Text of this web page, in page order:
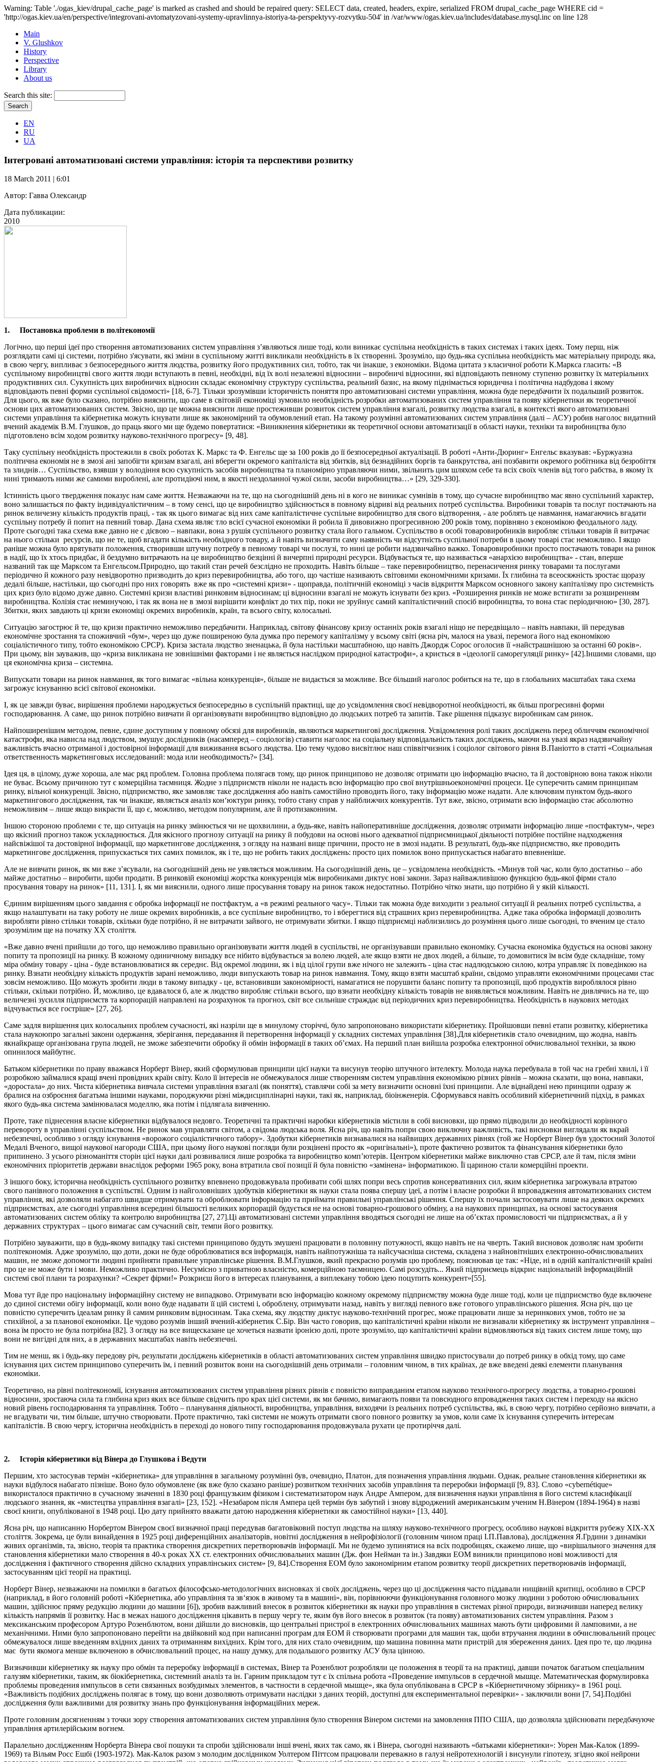
Warning: Table './ogas_kiev/drupal_cache_page' is marked as crashed and should be repaired query: SELECT data, created, headers, expire, serialized FROM drupal_cache_page WHERE cid =
'http://ogas.kiev.ua/en/perspective/integrovani-avtomatyzovani-systemy-upravlinnya-istoriya-ta-perspektyvy-rozvytku-504' in /var/www/ogas.kiev.ua/includes/database.mysql.inc on line 128
Main
V. Glushkov
History
Perspective
Library
About us
Search this site:
EN
RU
UA
Інтегровані автоматизовані системи управління: історія та перспективи розвитку
18 March 2011 | 6:01
Автор: Гавва Олександр
Дата публикации:
2010
1. Постановка проблеми в політекономії
Логічно, що перші ідеї про створення автоматизованих систем управління з’являються лише тоді, коли виникає суспільна необхідність в таких системах і таких ідеях. Тому перш, ніж
розглядати самі ці системи, потрібно з'ясувати, які зміни в суспільному житті викликали необхідність в їх створенні. Зрозуміло, що будь-яка суспільна необхідність має матеріальну природу, яка,
в свою чергу, випливає з безпосереднього життя людства, розвитку його продуктивних сил, тобто, так чи інакше, з економіки. Відома цитата з класичної роботи К.Маркса гласить: «В
суспільному виробництві свого життя люди вступають в певні, необхідні, від їх волі незалежні відносини – виробничі відносини, які відповідають певному ступеню розвитку їх матеріальних
продуктивних сил. Сукупність цих виробничих відносин складає економічну структуру суспільства, реальний базис, на якому піднімається юридична і політична надбудова і якому
відповідають певні форми суспільної свідомості» [18, 6-7]. Тільки зрозумівши історичність поняття про автоматизовані системи управління, можна буде передбачити їх подальший розвиток.
Для цього, як вже було сказано, потрібно вияснити, що саме в світовій економіці зумовило необхідність розробки автоматизованих систем управління та появу кібернетики як теоретичної
основи цих автоматизованих систем. Звісно, що це можна вияснити лише простеживши розвиток систем управління взагалі, розвитку людства взагалі, в контексті якого автоматизовані
системи управління та кібернетика можуть існувати лише як закономірний та обумовлений етап. На такому розумінні автоматизованих систем управління (далі – АСУ) робив наголос видатний
вчений академік В.М. Глушков, до праць якого ми ще будемо повертатися: «Виникнення кібернетики як теоретичної основи автоматизації в області науки, техніки та виробництва було
підготовлено всім ходом розвитку науково-технічного прогресу» [9, 48].
Таку суспільну необхідність простежили в своїх роботах К. Маркс та Ф. Енгельс ще за 100 років до її безпосередньої актуалізації. В роботі «Анти-Дюринг» Енгельс вказував: «Буржуазна
політична економія не в змозі ані запобігти кризам взагалі, ані вберегти окремого капіталіста від збитків, від безнадійних боргів та банкрутства, ані позбавити окремого робітника від безробіття
та злиднів… Суспільство, взявши у володіння всю сукупність засобів виробництва та планомірно управляючи ними, звільнить цим шляхом себе та всіх своїх членів від того рабства, в якому їх
нині тримають ними же самими вироблені, але протидіючі ним, в якості нездоланної чужої сили, засоби виробництва…» [29, 329-330].
Істинність цього твердження показує нам саме життя. Незважаючи на те, що на сьогоднішній день ні в кого не виникає сумнівів в тому, що сучасне виробництво має явно суспільний характер,
воно залишається по факту індивідуалістичним – в тому сенсі, що це виробництво здійснюється в повному відриві від реальних потреб суспільства. Виробники товарів та послуг постачають на
ринок величезну кількість продуктів праці, - так як цього вимагає від них саме капіталістичне суспільне виробництво для свого відтворення, - але роблять це навмання, намагаючись вгадати
суспільну потребу й попит на певний товар. Дана схема являє тло всієї сучасної економіки й робила її дивовижно прогресивною 200 років тому, порівняно з економікою феодального ладу.
Проте сьогодні така схема вже давно не є дієвою – навпаки, вона з рушія суспільного розвитку стала його гальмом. Суспільство в особі товаровиробників виробляє стільки товарів й витрачає
на нього стільки ресурсів, що не те, щоб вгадати кількість необхідного товару, а й навіть визначити саму наявність чи відсутність суспільної потреби в цьому товарі стає неможливо. І якщо
раніше можна було врятувати положення, створивши штучну потребу в певному товарі чи послузі, то нині це робити надзвичайно важко. Товаровиробники просто постачають товари на ринок
в надії, що їх хтось придбає, й бездумно витрачають на це виробництво безцінні й вичерпні природні ресурси. Відбувається те, що називається «анархією виробництва» - стан, вперше
названий так ще Марксом та Енгельсом.Природно, що такий стан речей безслідно не проходить. Навіть більше – таке перевиробництво, перенасичення ринку товарами та послугами
періодично й кожного разу невідворотно призводить до криз перевиробництва, або того, що частіше називають світовими економічними кризами. Їх глибина та всеосяжність зростає щоразу
дедалі більше, настільки, що сьогодні про них говорять вже як про «системні кризи» - щоправда, політичній економіці з часів відкриття Марксом основного закону капіталізму про системність
цих криз було відомо дуже давно. Системні кризи властиві ринковим відносинам; ці відносини взагалі не можуть існувати без криз. «Розширення ринків не може встигати за розширенням
виробництва. Колізія стає неминучою, і так як вона не в змозі вирішити конфлікт до тих пір, поки не зруйнує самий капіталістичний спосіб виробництва, то вона стає періодичною» [30, 287].
Збитки, яких завдають ці кризи економіці окремих виробників, країн, та всього світу, колосальні.
Ситуацію загострює й те, що кризи практично неможливо передбачити. Наприклад, світову фінансову кризу останніх років взагалі ніщо не передвіщало – навіть навпаки, їй передував
економічне зростання та споживчий «бум», через що дуже поширеною була думка про перемогу капіталізму у всьому світі (ясна річ, малося на увазі, перемога його над економікою
соціалістичного типу, тобто економікою СРСР). Криза застала людство зненацька, й була настільки масштабною, що навіть Джордж Сорос оголосив її «найстрашнішою за останні 60 років».
При цьому, він зауважив, що «криза викликана не зовнішніми факторами і не являється наслідком природної катастрофи», а криється в «ідеології саморегуляції ринку» [42].Іншими словами, що
ця економічна криза – системна.
Випускати товари на ринок навмання, як того вимагає «вільна конкуренція», більше не видається за можливе. Все більший наголос робиться на те, що в глобальних масштабах така схема
загрожує існуванню всієї світової економіки.
І, як це завжди буває, вирішення проблеми народжується безпосередньо в суспільній практиці, ще до усвідомлення своєї невідворотної необхідності, як більш прогресивні форми
господарювання. А саме, що ринок потрібно вивчати й організовувати виробництво відповідно до людських потреб та запитів. Таке рішення підказує виробникам сам ринок.
Найпоширенішим методом, певне, єдине доступним у повному обсязі для виробників, являються маркетингові дослідження. Усвідомлення ролі таких досліджень перед обличчям економічної
катастрофи, яка нависла над людством, змушує дослідників (насамперед – соціологів) ставити наголос на соціальну відповідальність таких досліджень, маючи на увазі якраз надзвичайну
важливість вчасно отриманої і достовірної інформації для виживання всього людства. Цю тему чудово висвітлює наш співвітчизник і соціолог світового рівня В.Паніотто в статті «Социальная
ответственность маркетинговых исследований: мода или необходимость?» [34].
Ідея ця, в цілому, дуже хороша, але має ряд проблем. Головна проблема полягаєв тому, що ринок принципово не дозволяє отримати цю інформацію вчасно, та й достовірною вона також ніколи
не буває. Всьому причиною тут є комерційна таємниця. Жодне з підприємств ніколи не надасть всю інформацію про свої внутрішньоекономічні процеси. Це суперечить самим принципам
ринку, вільної конкуренції. Звісно, підприємство, яке замовляє таке дослідження або навіть самостійно проводить його, таку інформацію може надати. Але ключовим пунктом будь-якого
маркетингового дослідження, так чи інакше, являється аналіз кон‘юктури ринку, тобто стану справ у найближчих конкурентів. Тут вже, звісно, отримати всю інформацію стає абсолютно
неможливим – лише якщо викрасти її, що є, можливо, методом популярним, але й протизаконним.
Іншою стороною проблеми є те, що ситуація на ринку змінюється чи не щохвилини, а будь-яке, навіть найоперативніше дослідження, дозволяє отримати інформацію лише «постфактум», через
що якісний прогноз також ускладнюється. Для якісного прогнозу ситуації на ринку й побудови на основі нього адекватної підприємницької діяльності потрібне постійне надходження
найсвіжішої та достовірної інформації, що маркетингове дослідження, з огляду на названі вище причини, просто не в змозі надати. В результаті, будь-яке підприємство, яке проводить
маркетингове дослідження, припускається тих самих помилок, як і те, що не робить таких досліджень: просто цих помилок воно припускається набагато впевненіше.
Але не вивчати ринок, як ми вже з’ясували, на сьогоднішній день не уявляється можливим. На сьогоднішній день, це – усвідомлена необхідність. «Минув той час, коли було достатньо – або
майже достатньо – виробити, щоби продати. В ринковій економіці жорстка конкуренція між виробниками диктує нові закони. Зараз найважливішою функцією будь-якої фірми стало
просування товару на ринок» [11, 131]. І, як ми вияснили, одного лише просування товару на ринок також недостатньо. Потрібно чітко знати, що потрібно й у якій кількості.
Єдиним вирішенням цього завдання є обробка інформації не постфактум, а «в режимі реального часу». Тільки так можна буде виходити з реальної ситуації й реальних потреб суспільства, а
якщо налаштувати на таку роботу не лише окремих виробників, а все суспільне виробництво, то і вберегтися від страшних криз перевиробництва. Адже така обробка інформації дозволить
виробляти рівно стільки товарів, скільки буде потрібно, й не витрачати зайвого, не отримувати збитки. І якщо підприємці наблизились до розуміння цього лише сьогодні, то вченим це стало
зрозумілим ще на початку ХХ століття.
«Вже давно вчені прийшли до того, що неможливо правильно організовувати життя людей в суспільстві, не організувавши правильно економіку. Сучасна економіка будується на основі закону
попиту та пропозиції на ринку. В кожному одиничному випадку все нібито відбувається за волею людей, але якщо взяти не двох людей, а більше, то домовитися їм всім буде складніше, тому
міра обміну товару - ціна - буде встановлюватися як середнє. Від окремої людини, як і від цілої групи вже нічого не залежить - ціна стає надлюдською силою, котра управляє їх поведінкою на
ринку. Взнати необхідну кількість продуктів зарані неможливо, люди випускають товар на ринок навмання. Тому, якщо взяти масштаб країни, свідомо управляти економічними процесами стає
зовсім неможливо. Що можуть зробити люди в такому випадку - це, встановивши закономірності, намагатися не порушити баланс попиту та пропозиції, щоб продуктів вироблялося рівно
стільки, скільки потрібно. Й, можливо, це вдавалося б, але ж людство виробляє стільки всього, що взнати необхідну кількість товарів не виявляється можливим. Навіть не дивлячись на те, що
величезні зусилля підприємств та корпорацій направлені на розрахунок та прогноз, світ все сильніше страждає від періодичних криз перевиробництва. Необхідність в наукових методах
відчувається все гостріше» [27, 26].
Саме задля вирішення цих колосальних проблем сучасності, які назріли ще в минулому сторіччі, було запропоновано використати кібернетику. Пройшовши певні етапи розвитку, кібернетика
стала наукоюпро загальні закони одержання, зберігання, передавання й перетворення інформації у складних системах управління [38].Для кібернетиків стало очевидним, що жодна, навіть
якнайкраще організована група людей, не зможе забезпечити обробку й обмін інформації в таких об’ємах. На перший план вийшла розробка електронної обчислювальної техніки, за якою
опинилося майбутнє.
Батьком кібернетики по праву вважався Норберт Вінер, який сформулював принципи цієї науки та висунув теорію штучного інтелекту. Молода наука перебувала в той час на гребні хвилі, і її
розробкою займалися кращі вчені провідних країн світу. Коло її інтересів не обмежувалося лише створенням систем управління економікою різних рівнів – можна сказати, що вона, навпаки,
«доростала» до них. Чиста кібернетика вивчала системи управління взагалі (як поняття), ставлячи собі за мету визначити основні їхні принципи. Але віднайдені нею принципи одразу ж
бралися на озброєння багатьма іншими науками, породжуючи різні міждисциплінарні науки, такі як, наприклад, біоінженерія. Сформувався навіть особливий кібернетичний підхід, в рамках
якого будь-яка система замінювалася моделлю, яка потім і підлягала вивченню.
Проте, таке піднесення власне кібернетики відбувалося недовго. Теоретичні та практичні наробки кібернетиків містили в собі висновки, що прямо підводили до необхідності корінного
перевороту в управлінні суспільством. Не ринок мав управляти світом, а свідома людська воля. Ясна річ, що навіть попри свою виключну важливість, такі висновки виглядали як вкрай
небезпечні, особливо з огляду існування «ворожого соціалістичного табору». Здобутки кібернетиків визнавалися на найвищих державних рівнях (той же Норберт Вінер був удостоєний Золотої
Медалі Вченого, вищої наукової нагороди США, при цьому його наукові погляди були розцінені просто як «оригінальні»), проте фактично розвиток та фінансування кібернетики було
припинено. З усього різноманіття сторін цієї науки далі розвивалися лише розробка та виробництво комп’ютерів. Центром кібернетики майже виключно став СРСР, але й там, після зміни
економічних пріоритетів держави внаслідок реформи 1965 року, вона втратила свої позиції й була повністю «замінена» інформатикою. Її цариною стали комерційні проекти.
З іншого боку, історична необхідність суспільного розвитку впевнено продовжувала пробивати собі шлях попри весь спротив консервативних сил, яким кібернетика загрожувала втратою
свого панівного положення в суспільстві. Одним із найголовніших здобутків кібернетики як науки стала поява спершу ідеї, а потім і власне розробки й впровадження автоматизованих систем
управління, які дозволяли набагато швидше отримувати та оброблювати інформацію та приймати правильні управлінські рішення. Спершу їх почали застосовувати лише на деяких окремих
підприємствах, але сьогодні управління всередині більшості великих корпорацій будується не на основі товарно-грошового обміну, а на наукових принципах, на основі застосування
автоматизованих систем обліку та контролю виробництва [27, 27].Ці автоматизовані системи управління вводяться сьогодні не лише на об’єктах промисловості чи підприємствах, а й у
державних структурах – цього вимагає сам сучасний світ, темпи його розвитку.
Потрібно зауважити, що в будь-якому випадку такі системи принципово будуть змушені працювати в половину потужності, якщо навіть не на чверть. Такий висновок дозволяє нам зробити
політекономія. Адже зрозуміло, що доти, доки не буде оброблюватися вся інформація, навіть найпотужніша та найсучасніша система, складена з найновітніших електронно-обчислювальних
машин, не зможе допомогти людині прийняти правильне управлінське рішення. В.М.Глушков, який прекрасно розумів цю проблему, пояснював це так: «Ніде, ні в одній капіталістичній країні
про це не може бути і мови. Неможливо практично. Несумісно з приватною власністю, комерційною таємницею. Самі розсудіть... Який підприємець відкриє національній інформаційній
системі свої плани та розрахунки? «Секрет фірми!» Розкриєш його в інтересах планування, а виплекану тобою ідею поцупить конкурент»[55].
Мова тут йде про національну інформаційну систему не випадково. Отримувати всю інформацію кожному окремому підприємству можна буде лише тоді, коли це підприємство буде включене
до єдиної системи обігу інформації, коли воно буде надавати її цій системі і, оброблену, отримувати назад, навіть у вигляді певного вже готового управлінського рішення. Ясна річ, що це
повністю суперечить ідеалам ринку й самим ринковим відносинам. Така схема, яку людству диктує науково-технічний прогрес, може працювати лише за неринкових умов, тобто не за
стихійної, а за планової економіки. Це чудово розумів інший вчений-кібернетик С.Бір. Він часто говорив, що капіталістичні країни ніколи не визнавали кібернетику як інструмент управління –
вона їм просто не була потрібна [82]. З огляду на все вищесказане це хочеться назвати іронією долі, проте зрозуміло, що капіталістичні країни відмовляються від таких систем лише тому, що
вони не вигідні для них, а в державних масштабах навіть небезпечні.
Тим не менш, як і будь-яку передову річ, результати досліджень кібернетиків в області автоматизованих систем управління швидко пристосували до потреб ринку в обхід тому, що саме
існування цих систем принципово суперечить їм, і певний розвиток вони на сьогоднішній день отримали – головним чином, в тих країнах, де вже введені деякі елементи планування
економіки.
Теоретично, на рівні політекономії, існування автоматизованих систем управління різних рівнів є повністю виправданим етапом науково технічного-прогресу людства, а товарно-грошові
відносини, зростаюча сила та глибина криз яких все більше свідчить про крах цієї системи, як ми бачимо, вимагають появи та повсюдного впровадження таких систем і переходу на якісно
новий рівень господарювання та управління. Тобто – планування діяльності, виробництва, управління, виходячи із реальних потреб суспільства, які, в свою чергу, потрібно серйозно вивчати, а
не вгадувати чи, тим більше, штучно створювати. Проте практично, такі системи не можуть отримати свого повного розвитку за умов, коли саме їх існування суперечить інтересам
капіталістів. В свою чергу, історична необхідність в переході до нового типу господарювання продовжувала рухати це протиріччя далі.
2. Історія кібернетики від Вінера до Глушкова і Ведути
Першим, хто застосував термін «кібернетика» для управління в загальному розумінні був, очевидно, Платон, для позначення управління людьми. Однак, реальне становлення кібернетики як
науки відбулося набагато пізніше. Воно було обумовлене (як вже було сказано раніше) розвитком технічних засобів управління та переробки інформації [9, 83]. Слово «cybernétique»
використалося практично в сучасному значенні в 1830 році французьким фізиком і систематизатором наук Андре Ампером, для визначення науки управління в його системі класифікації
людського знання, як «мистецтва управління взагалі» [23, 152]. «Незабаром після Ампера цей термін був забутий і знову відроджений американським ученим Н.Вінером (1894-1964) в назві
своєї книги, опублікованої в 1948 році. Цю дату прийнято вважати датою народження кібернетики як самостійної науки» [13, 440].
Ясна річ, що написанню Норбертом Вінером своєї визначної праці передував багатовіковий поступ людства на шляху науково-технічного прогресу, особливо наукові відкриття рубежу ХІХ-ХХ
століття. Зокрема, це були винайдення в 1925 році диференційних аналізаторів, новітні дослідження в нейрофізіології (головним чином праці І.П.Павлова), дослідження Я.Грдини з динаміки
живих організмів, та, звісно, теорія та практика створення дискретних перетворювачів інформації. Ми не будемо зупинятися на всіх подробицях, скажемо лише, що «вирішального значення для
становлення кібернетики мало створення в 40-х роках ХХ ст. електронних обчислювальних машин (Дж. фон Нейман та ін.) Завдяки ЕОМ виникли принципово нові можливості для
дослідження і фактичного створення дійсно складних управлінських систем» [9, 84].Створення ЕОМ було закономірним етапом розвитку теорії дискретних перетворювачів інформації,
застосуванням цієї теорії на практиці.
Норберт Вінер, незважаючи на помилки в багатьох філософсько-методологічних висновках зі своїх досліджень, через що ці дослідження часто піддавали нищівній критиці, особливо в СРСР
(наприклад, в його головній роботі «Кібернетика, або управління та зв‘язок в живому та в машині», він, порівнюючи функціонування головного мозку людини з роботою обчислювальних
машин, здійснює пряму редукцію людини до машини [6]), зробив важливий внесок в розвиток кібернетики як науки про управління в системах різної природи, визначивши наперед велику
кількість напрямів її розвитку. Нас в межах нашого дослідження цікавить в першу чергу те, яким був його внесок в розвиток (та появу) автоматизованих систем управління. Разом з
мексиканським професором Артуро Розенблютом, вони дійшли до висновків, що центральні пристрої в електронних обчислювальних машинах мають бути цифровими й ламповими, а не
механічними. Ними було запропоновано перейти на двійковий код при написанні програм для ЕОМ й створювати програми для машин так, щоби втручання людини в обчислювальний процес
обмежувалося лише введенням вхідних даних та отриманням вихідних. Крім того, для них стало очевидним, що машина повинна мати пристрій для збереження даних. Ідея про те, що людина
має бути якомога менше включеною в обчислювальний процес, на нашу думку, для подальшого розвитку АСУ була цінною.
Визначивши кібернетику як науку про обмін та переробку інформації в системах, Вінер та Розенблют розробляли це положення в теорії та на практиці, давши початок багатьом спеціальним
галузям кібернетики, таким, як біокібернетика, системний аналіз та ін. Гарним прикладом тут є їх спільна робота «Проведение импульсов в сердечной мышце. Математическая формулировка
проблемы проведения импульсов в сети связанных возбудимых элементов, в частности в сердечной мышце», яка була опублікована в СPСР в «Кібернетичному збірнику» в 1961 році.
«Важливість подібних досліджень полягає в тому, що вони дозволяють отримувати наслідки з даних теорій, доступні для експериментальної перевірки» - заключили вони [7, 54].Подібні
дослідження були важливими для розвитку знань про функціонування інформаційних мереж.
Проте головним досягненням з точки зору створення автоматизованих систем управління було створення Вінером системи на замовлення ППО США, що дозволяла здійснювати передбачуюче
управління артилерійським вогнем.
Паралельно дослідженням Норберта Вінера свої пошуки та спроби здійснювали інші вчені, яких так само, як і Вінера, сьогодні називають «батьками кібернетики»: Уорен Мак-Калок (1899-
1969) та Вільям Росс Ешбі (1903-1972). Мак-Калок разом з молодим дослідником Уолтером Піттсом працювали переважно в галузі нейротехнологій і висунули гіпотезу, згідно якої нейрони